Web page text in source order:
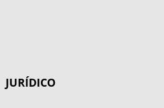
JURÍDICO